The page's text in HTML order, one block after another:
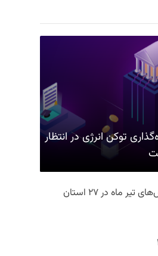
توکن انرژی در انتظار
گزارش شاپرک: تعداد تراکنش‌های تیر ماه در ۲۷ استان‌